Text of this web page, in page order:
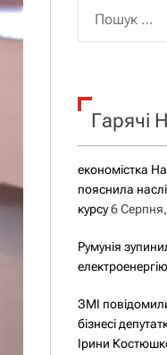
к
Гарячі
економістка
пояснила
курсу 6
Румунія
ЗМІ
бізнесі
Ірини